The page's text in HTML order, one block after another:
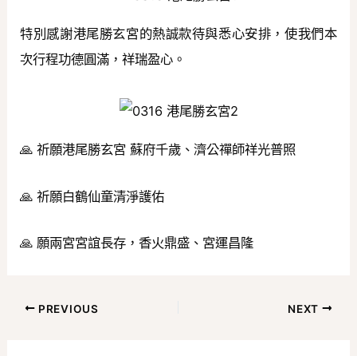
特別感謝港尾勝玄宮的熱誠款待與悉心安排，使我們本
次行程功德圓滿，祥瑞盈心。
🙏 祈願港尾勝玄宮 蘇府千歲、濟公禪師祥光普照
🙏 祈願白鶴仙童清淨護佑
🙏 願兩宮宮誼長存，香火鼎盛、宮運昌隆
PREVIOUS NEXT